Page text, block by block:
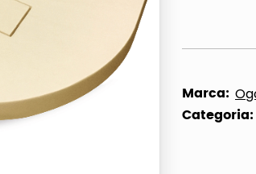
raccolta differenziata
Marca:
Categoria: